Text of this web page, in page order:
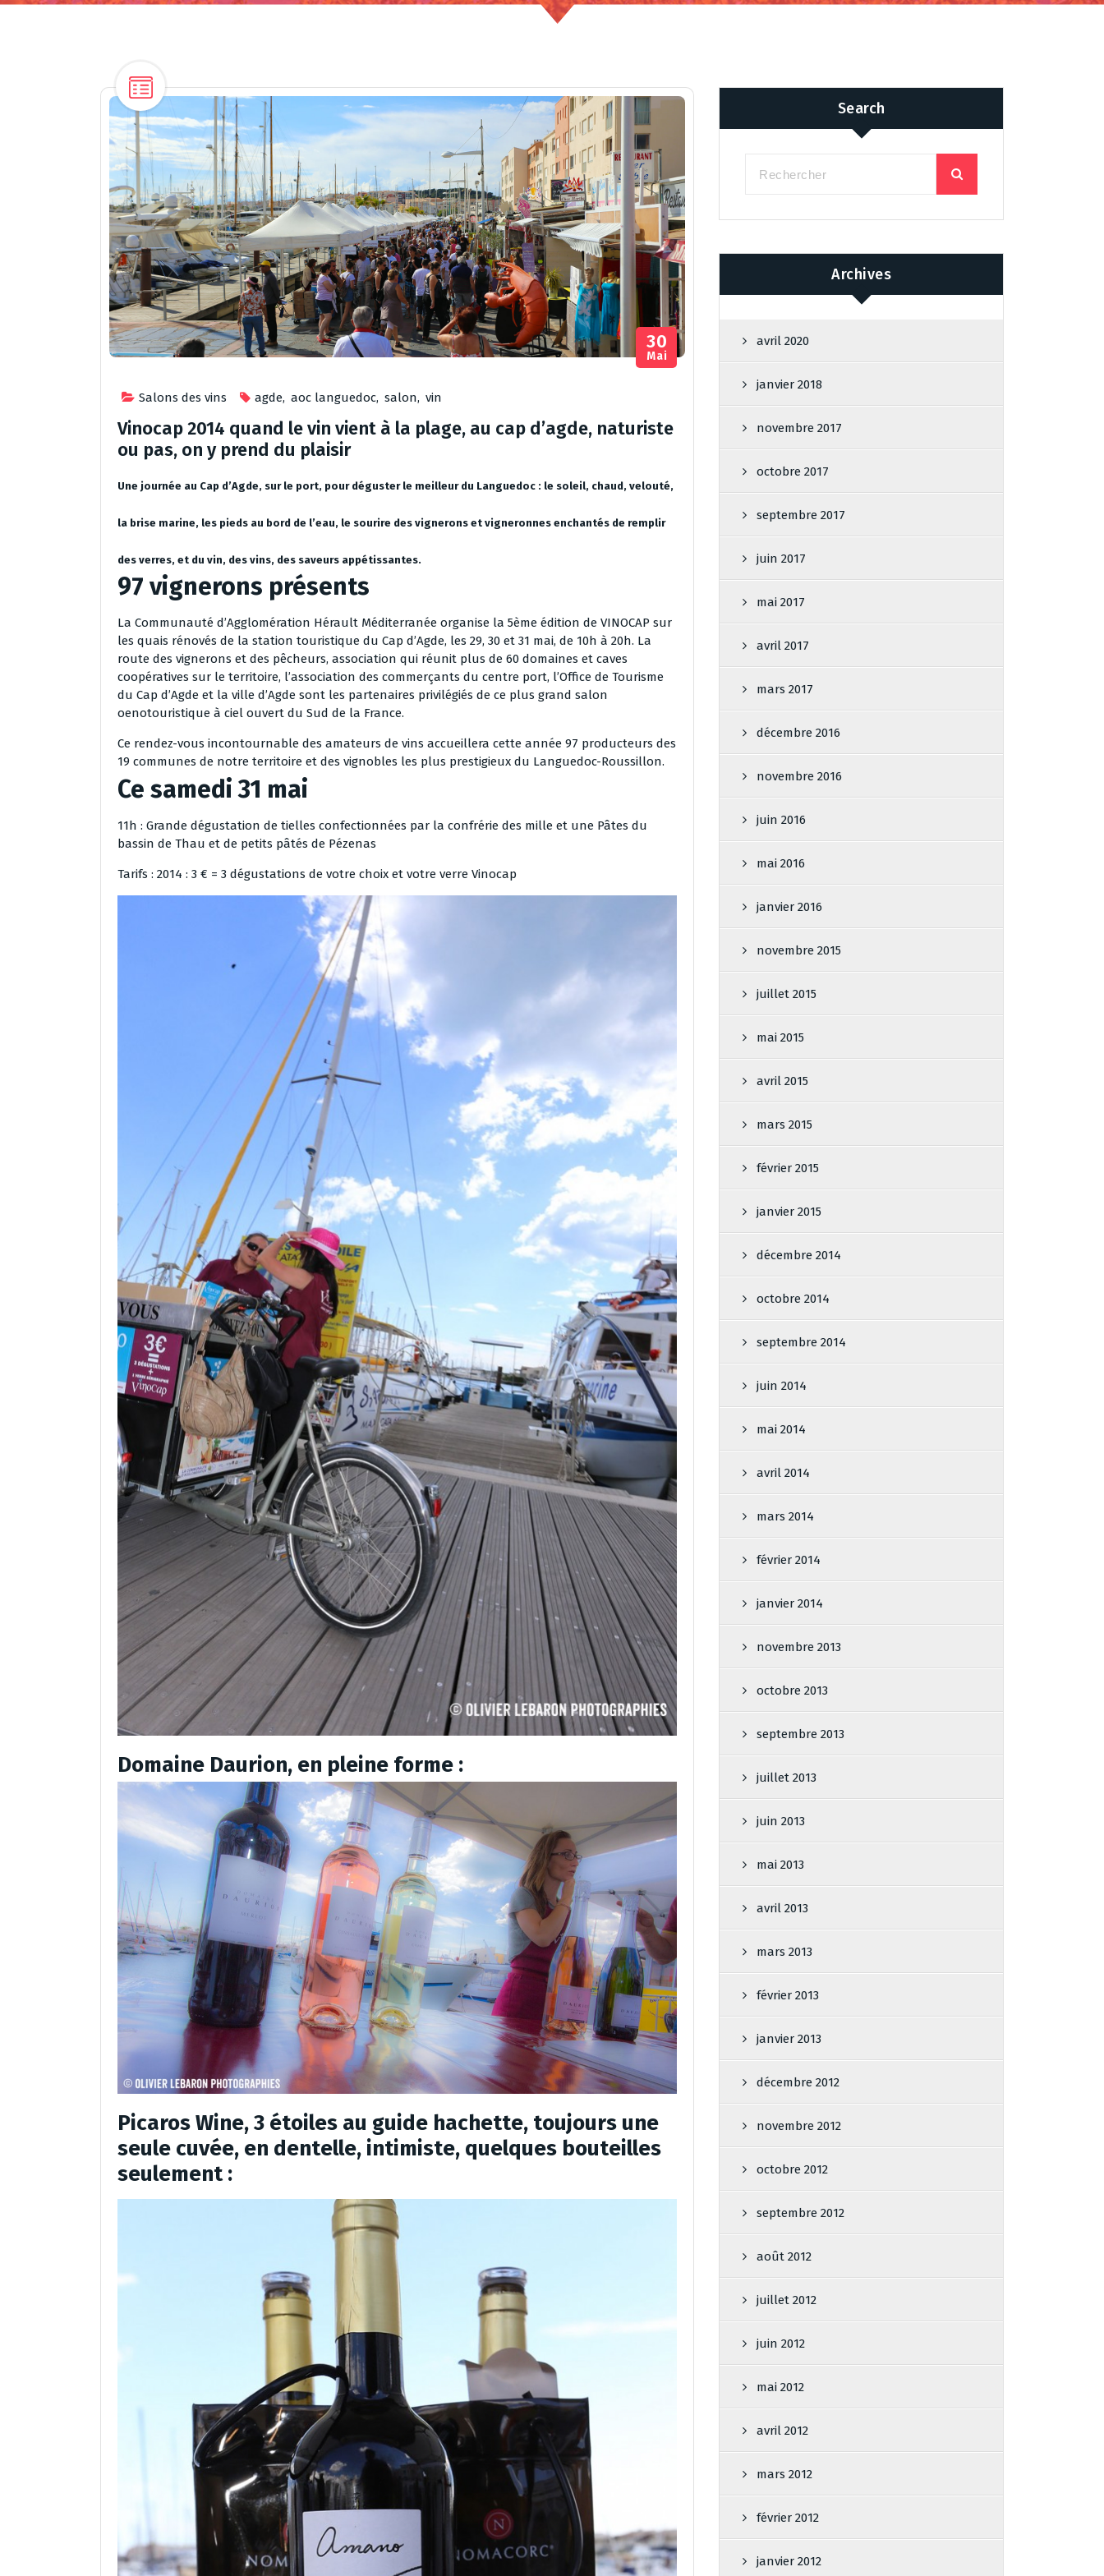
Salons des vins agde, aoc languedoc, salon, vin
30
Mai
Vinocap 2014 quand le vin vient à la plage, au cap d’agde, naturiste
ou pas, on y prend du plaisir
Une journée au Cap d’Agde, sur le port, pour déguster le meilleur du Languedoc : le soleil, chaud, velouté,
la brise marine, les pieds au bord de l’eau, le sourire des vignerons et vigneronnes enchantés de remplir
des verres, et du vin, des vins, des saveurs appétissantes.
97 vignerons présents
La Communauté d’Agglomération Hérault Méditerranée organise la 5ème édition de VINOCAP sur
les quais rénovés de la station touristique du Cap d’Agde, les 29, 30 et 31 mai, de 10h à 20h. La
route des vignerons et des pêcheurs, association qui réunit plus de 60 domaines et caves
coopératives sur le territoire, l’association des commerçants du centre port, l’Office de Tourisme
du Cap d’Agde et la ville d’Agde sont les partenaires privilégiés de ce plus grand salon
oenotouristique à ciel ouvert du Sud de la France.
Ce rendez-vous incontournable des amateurs de vins accueillera cette année 97 producteurs des
19 communes de notre territoire et des vignobles les plus prestigieux du Languedoc-Roussillon.
Ce samedi 31 mai
11h : Grande dégustation de tielles confectionnées par la confrérie des mille et une Pâtes du
bassin de Thau et de petits pâtés de Pézenas
Tarifs : 2014 : 3 € = 3 dégustations de votre choix et votre verre Vinocap
Domaine Daurion, en pleine forme :
Picaros Wine, 3 étoiles au guide hachette, toujours une
seule cuvée, en dentelle, intimiste, quelques bouteilles
seulement :
Search
Archives
avril 2020
janvier 2018
novembre 2017
octobre 2017
septembre 2017
juin 2017
mai 2017
avril 2017
mars 2017
décembre 2016
novembre 2016
juin 2016
mai 2016
janvier 2016
novembre 2015
juillet 2015
mai 2015
avril 2015
mars 2015
février 2015
janvier 2015
décembre 2014
octobre 2014
septembre 2014
juin 2014
mai 2014
avril 2014
mars 2014
février 2014
janvier 2014
novembre 2013
octobre 2013
septembre 2013
juillet 2013
juin 2013
mai 2013
avril 2013
mars 2013
février 2013
janvier 2013
décembre 2012
novembre 2012
octobre 2012
septembre 2012
août 2012
juillet 2012
juin 2012
mai 2012
avril 2012
mars 2012
février 2012
janvier 2012